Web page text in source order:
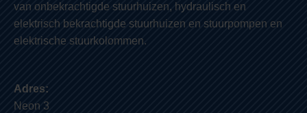
van onbekrachtigde stuurhuizen, hydraulisch en
elektrisch bekrachtigde stuurhuizen en stuurpompen en
elektrische stuurkolommen.
Adres:
Neon 3